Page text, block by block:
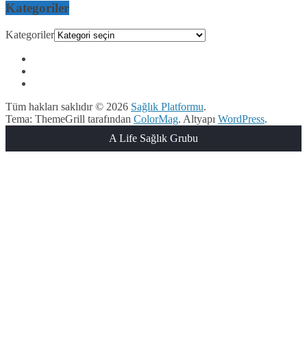
Kategoriler
Kategoriler
Tüm hakları saklıdır © 2026 Sağlık Platformu.
Tema: ThemeGrill tarafından ColorMag. Altyapı WordPress.
A Life Sağlık Grubu